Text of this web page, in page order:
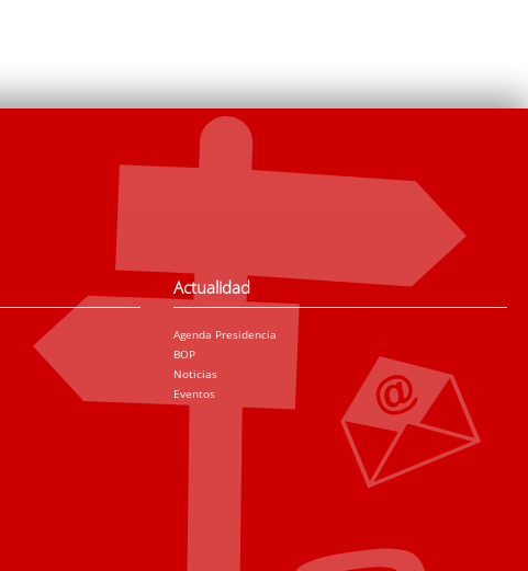
Actualidad
Agenda Presidencia
BOP
Noticias
Eventos